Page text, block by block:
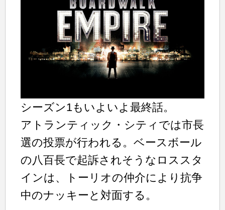
シーズン1もいよいよ最終話。
アトランティック・シティでは市長
選の投票が行われる。ベースボール
の八百長で起訴されそうなロススタ
インは、トーリオの仲介により抗争
中のナッキーと対面する。